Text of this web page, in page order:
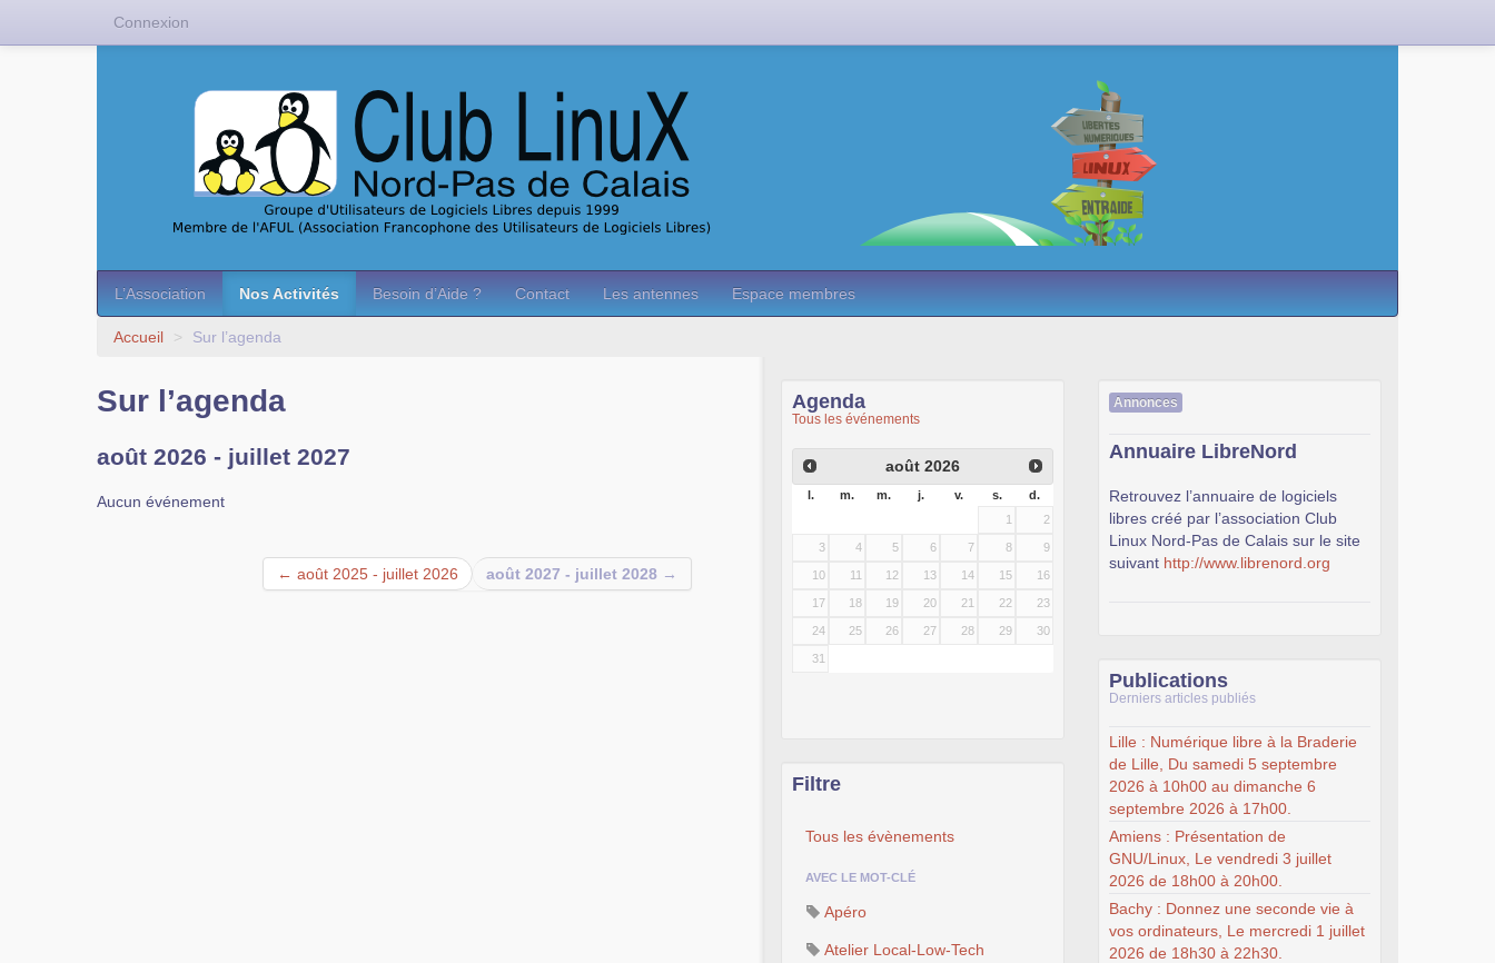
L’Association Nos Activités Besoin d’Aide ? Contact Les antennes Espace membres
Accueil > Sur l’agenda
Sur l’agenda
août 2026 - juillet 2027
Aucun événement
← août 2025 - juillet 2026 août 2027 - juillet 2028 →
Agenda
Tous les événements
août 2026
l. m. m. j. v. s.
d.
1
2
3 4 5 6 7 8 9
10 11 12 13 14 15 16
17 18 19 20 21 22 23
24 25 26 27 28 29 30
31
Filtre
Tous les évènements
AVEC LE MOT-CLÉ
Apéro
Atelier Local-Low-Tech
Annonces
Annuaire LibreNord
Retrouvez l’annuaire de logiciels
libres créé par l’association Club
Linux Nord-Pas de Calais sur le site
suivant http://www.librenord.org
Publications
Derniers articles publiés
Lille : Numérique libre à la Braderie
de Lille, Du samedi 5 septembre
2026 à 10h00 au dimanche 6
septembre 2026 à 17h00.
Amiens : Présentation de
GNU/Linux, Le vendredi 3 juillet
2026 de 18h00 à 20h00.
Bachy : Donnez une seconde vie à
vos ordinateurs, Le mercredi 1 juillet
2026 de 18h30 à 22h30.
Connexion